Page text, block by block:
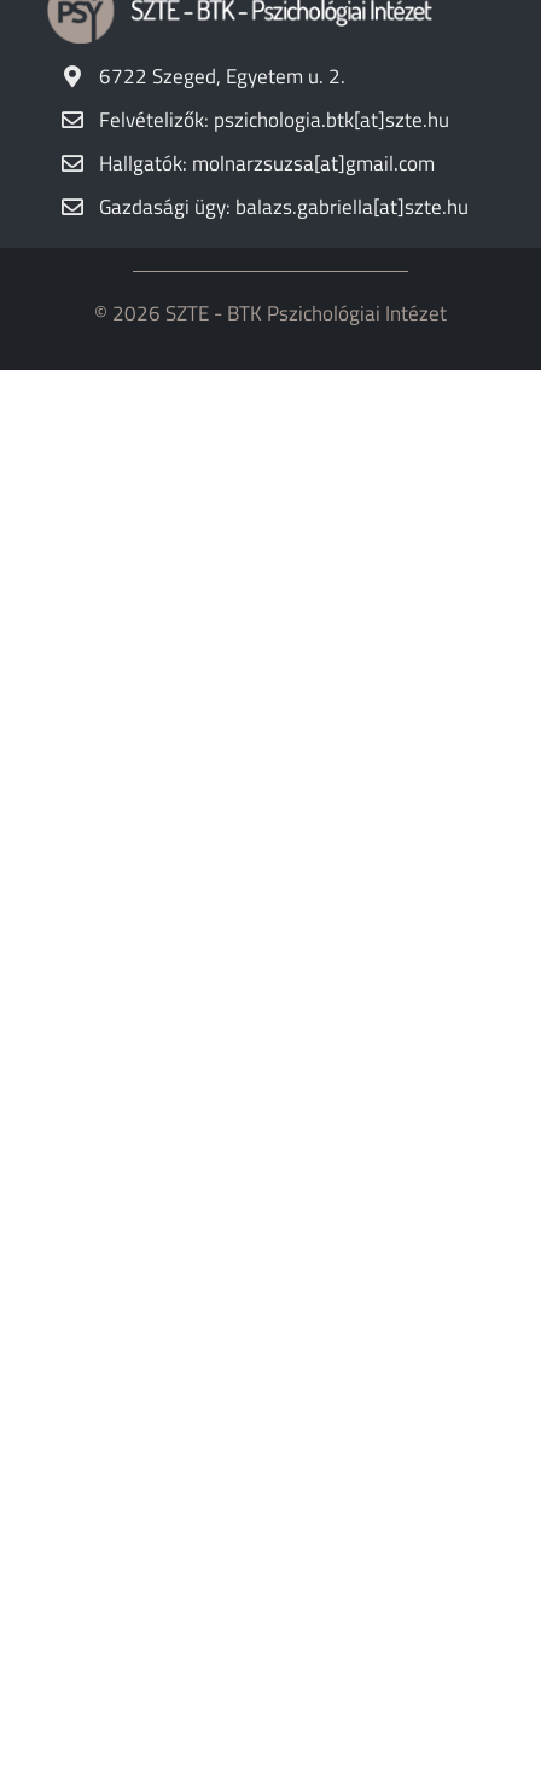
6722 Szeged, Egyetem u. 2.
Felvételizők: pszichologia.btk[at]szte.hu
Hallgatók: molnarzsuzsa[at]gmail.com
Gazdasági ügy: balazs.gabriella[at]szte.hu
© 2026 SZTE - BTK Pszichológiai Intézet